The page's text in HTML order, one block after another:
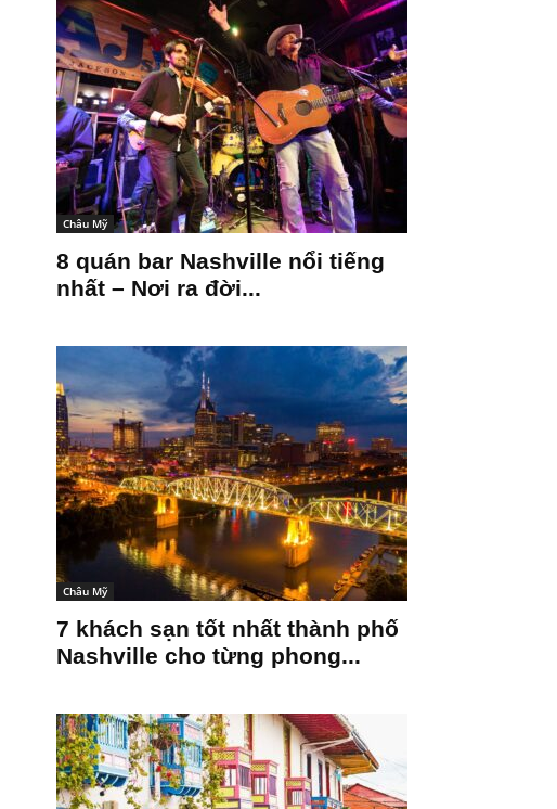
Châu Mỹ
8 quán bar Nashville nổi tiếng
nhất – Nơi ra đời...
Châu Mỹ
7 khách sạn tốt nhất thành phố
Nashville cho từng phong...